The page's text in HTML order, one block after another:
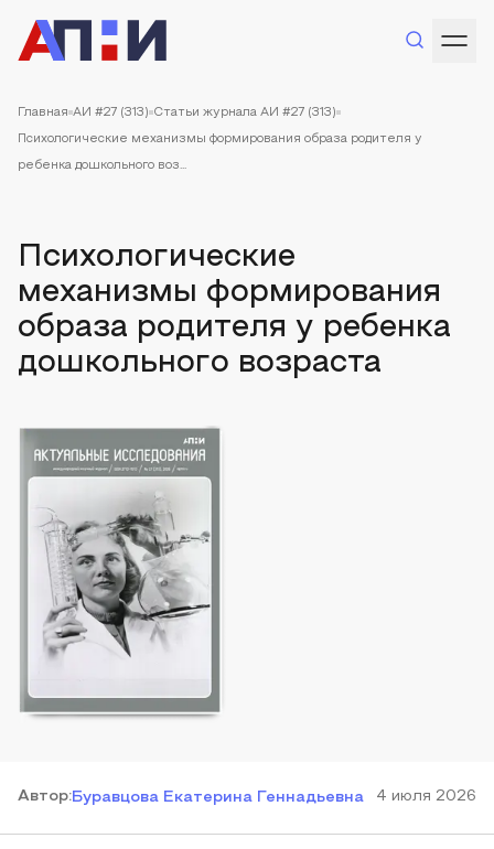
Главная АИ #27 (313) Статьи журнала АИ #27 (313)
Психологические механизмы формирования образа родителя у
ребенка дошкольного воз...
Психологические
механизмы формирования
образа родителя у ребенка
дошкольного возраста
Автор:Буравцова Екатерина Геннадьевна 4 июля 2026